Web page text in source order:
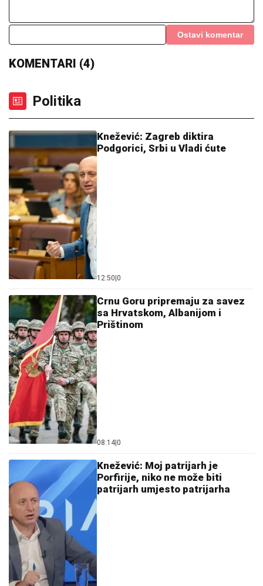
Ostavi komentar
KOMENTARI (4)
Politika
Knežević: Zagreb diktira
Podgorici, Srbi u Vladi ćute
12:50 0
Crnu Goru pripremaju za savez
sa Hrvatskom, Albanijom i
Prištinom
08:14 0
Knežević: Moj patrijarh je
Porfirije, niko ne može biti
patrijarh umjesto patrijarha